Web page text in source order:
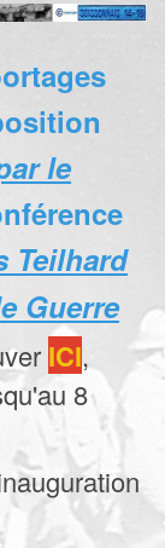
le
Teilhard
Guerre
ICI,
8